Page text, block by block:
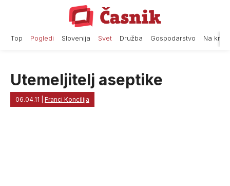
Top Pogledi Slovenija Svet Družba Gospodarstvo Na
Utemeljitelj aseptike
06.04.11 Franci Koncilija